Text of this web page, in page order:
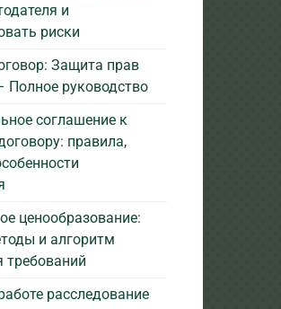
и
риски
Защита прав
Полное руководство
соглашение к
правила,
ценообразование:
и алгоритм
требований
расследование